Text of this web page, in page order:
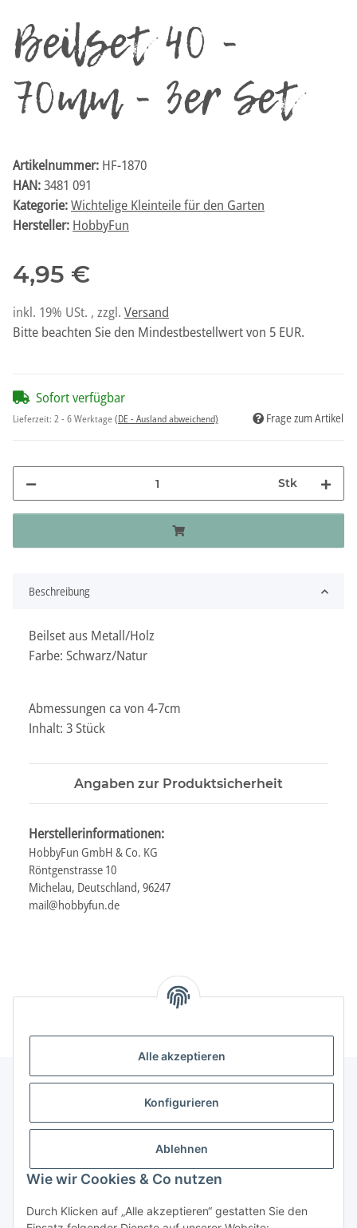
Alle akzeptieren
Konfigurieren
Ablehnen
Wie wir Cookies & Co nutzen
Durch Klicken auf „Alle akzeptieren“ gestatten Sie den
Beilset 40 -
70mm - 3er Set
Artikelnummer: HF-1870
HAN:3481 091
Kategorie:Wichtelige Kleinteile für den Garten
Hersteller: HobbyFun
4,95 €
inkl. 19% USt. , zzgl. Versand
Bitte beachten Sie den Mindestbestellwert von 5 EUR.
Sofort verfügbar
Lieferzeit: 2 - 6 Werktage(DE - Ausland abweichend) Frage zum Artikel
Stk
Beschreibung
Beilset aus Metall/Holz
Farbe: Schwarz/Natur
Abmessungen ca von 4-7cm
Inhalt: 3 Stück
Angaben zur Produktsicherheit
Herstellerinformationen:
HobbyFun GmbH & Co. KG
Röntgenstrasse 10
Michelau, Deutschland, 96247
mail@hobbyfun.de
Informationen
Gesetzliche Informationen
Vertrag widerrufen